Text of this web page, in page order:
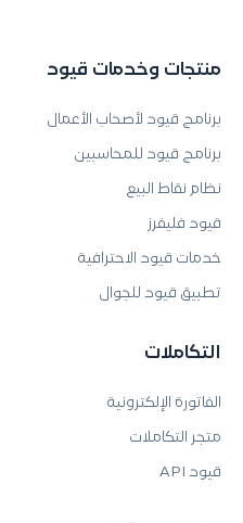
منتجات وخدمات قيود
برنامج قيود لأصحاب الأعمال
برنامج قيود للمحاسبين
نظام نقاط البيع
قيود فليفرز
خدمات قيود الاحترافية
تطبيق قيود للجوال
التكاملات
الفاتورة الإلكترونية
متجر التكاملات
قيود API